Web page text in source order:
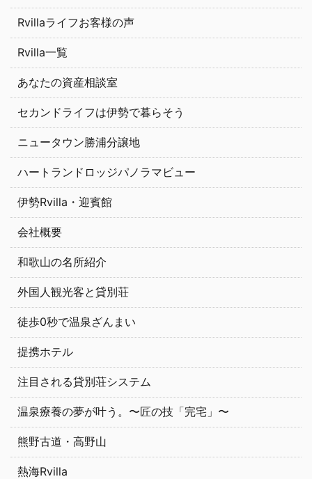
Rvillaライフお客様の声
Rvilla一覧
あなたの資産相談室
セカンドライフは伊勢で暮らそう
ニュータウン勝浦分譲地
ハートランドロッジパノラマビュー
伊勢Rvilla・迎賓館
会社概要
和歌山の名所紹介
外国人観光客と貸別荘
徒歩0秒で温泉ざんまい
提携ホテル
注目される貸別荘システム
温泉療養の夢が叶う。〜匠の技「完宅」〜
熊野古道・高野山
熱海Rvilla